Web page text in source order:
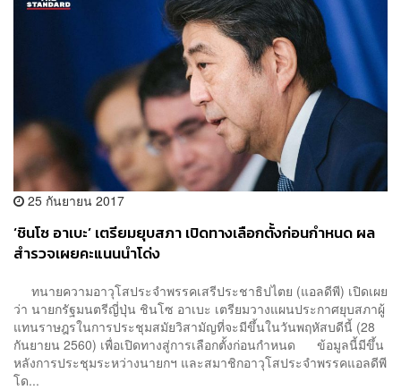
25 กันยายน 2017
‘ชินโซ อาเบะ’ เตรียมยุบสภา เปิดทางเลือกตั้งก่อนกำหนด ผล
สำรวจเผยคะแนนนำโด่ง
ทนายความอาวุโสประจำพรรคเสรีประชาธิปไตย (แอลดีพี) เปิดเผย
ว่า นายกรัฐมนตรีญี่ปุ่น ชินโซ อาเบะ เตรียมวางแผนประกาศยุบสภาผู้
แทนราษฎรในการประชุมสมัยวิสามัญที่จะมีขึ้นในวันพฤหัสบดีนี้ (28
กันยายน 2560) เพื่อเปิดทางสู่การเลือกตั้งก่อนกำหนด ข้อมูลนี้มีขึ้น
หลังการประชุมระหว่างนายกฯ และสมาชิกอาวุโสประจำพรรคแอลดีพี
โด...